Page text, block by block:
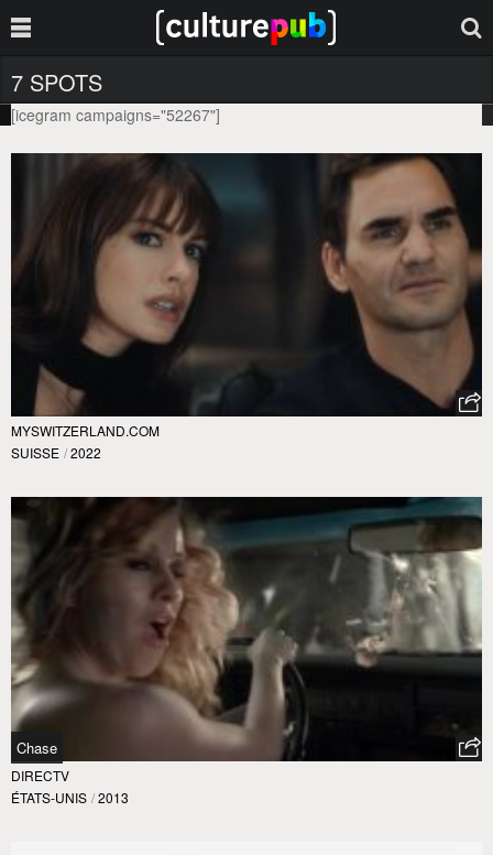
7 SPOTS
[icegram campaigns="52267"]
MYSWITZERLAND.COM
SUISSE / 2022
Chase
DIRECTV
ÉTATS-UNIS / 2013